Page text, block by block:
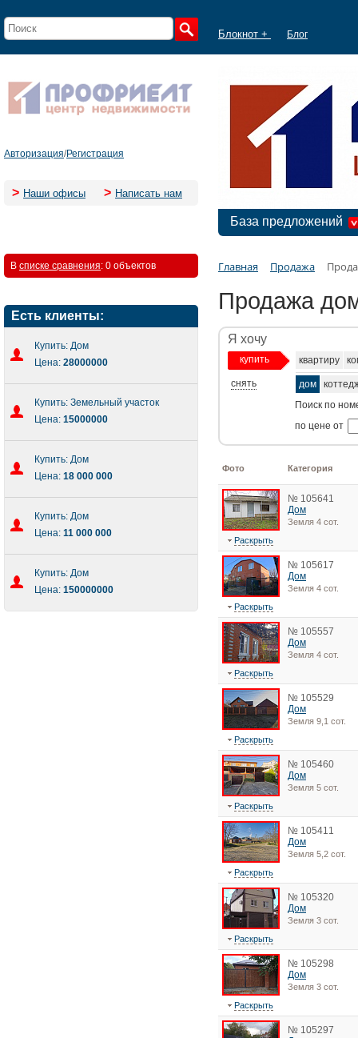
Блокнот + Блог
Авторизация/Регистрация
> Наши офисы > Написать нам
База предложений
В списке сравнения: 0 объектов
Есть клиенты:
Купить: Дом
Цена: 28000000
Купить: Земельный участок
Цена: 15000000
Купить: Дом
Цена: 18 000 000
Купить: Дом
Цена: 11 000 000
Купить: Дом
Цена: 150000000
Главная Продажа
Продажа
Я хочу
купить
снять
квартиру
дом
Поиск по
по цене от
Фото Категория
№ 105641
Дом
Земля 4 сот.
Раскрыть
№ 105617
Дом
Земля 4 сот.
Раскрыть
№ 105557
Дом
Земля 4 сот.
Раскрыть
№ 105529
Дом
Земля 9,1 сот.
Раскрыть
№ 105460
Дом
Земля 5 сот.
Раскрыть
№ 105411
Дом
Земля 5,2 сот.
Раскрыть
№ 105320
Дом
Земля 3 сот.
Раскрыть
№ 105298
Дом
Земля 3 сот.
Раскрыть
№ 105297